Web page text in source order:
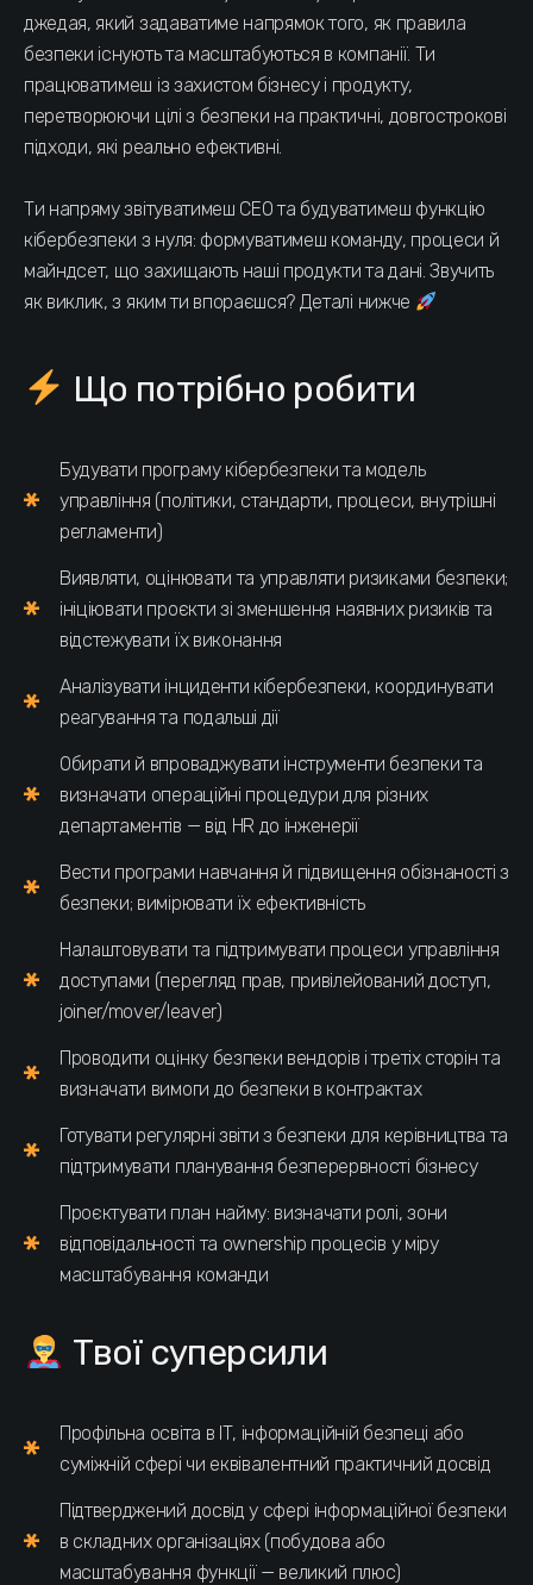
джедая, який задаватиме напрямок того, як правила
безпеки існують та масштабуються в компанії. Ти
працюватимеш із захистом бізнесу і продукту,
перетворюючи цілі з безпеки на практичні, довгострокові
підходи, які реально ефективні.
Ти напряму звітуватимеш CEO та будуватимеш функцію
кібербезпеки з нуля: формуватимеш команду, процеси й
майндсет, що захищають наші продукти та дані. Звучить
як виклик, з яким ти впораєшся? Деталі нижче
Що потрібно робити
Будувати програму кібербезпеки та модель
управління (політики, стандарти, процеси, внутрішні
регламенти)
Виявляти, оцінювати та управляти ризиками безпеки;
ініціювати проєкти зі зменшення наявних ризиків та
відстежувати їх виконання
Аналізувати інциденти кібербезпеки, координувати
реагування та подальші дії
Обирати й впроваджувати інструменти безпеки та
визначати операційні процедури для різних
департаментів — від HR до інженерії
Вести програми навчання й підвищення обізнаності з
безпеки; вимірювати їх ефективність
Налаштовувати та підтримувати процеси управління
доступами (перегляд прав, привілейований доступ,
joiner/mover/leaver)
Проводити оцінку безпеки вендорів і третіх сторін та
визначати вимоги до безпеки в контрактах
Готувати регулярні звіти з безпеки для керівництва та
підтримувати планування безперервності бізнесу
Проєктувати план найму: визначати ролі, зони
відповідальності та ownership процесів у міру
масштабування команди
Твої суперсили
Профільна освіта в ІТ, інформаційній безпеці або
суміжній сфері чи еквівалентний практичний досвід
Підтверджений досвід у сфері інформаційної безпеки
в складних організаціях (побудова або
масштабування функції — великий плюс)